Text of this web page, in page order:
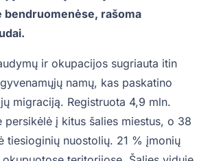
rašoma
ir okupacijos sugriauta itin
namų, kas paskatino
migraciją. Registruota 4,9 mln.
persikėlė į kitus šalies miestus, o 38
tiesioginių nuostolių. 21 % įmonių